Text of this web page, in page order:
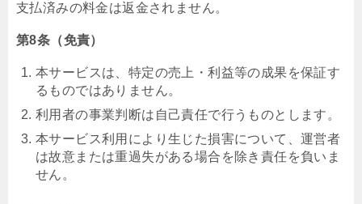
支払済みの料金は返金されません。
第8条（免責）
本サービスは、特定の売上・利益等の成果を保証す
るものではありません。
利用者の事業判断は自己責任で行うものとします。
本サービス利用により生じた損害について、運営者
は故意または重過失がある場合を除き責任を負いま
せん。